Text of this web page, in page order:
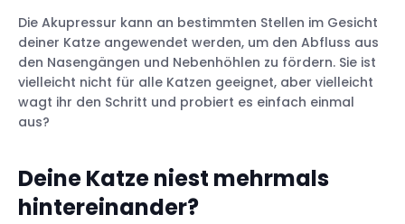
Die Akupressur kann an bestimmten Stellen im Gesicht
deiner Katze angewendet werden, um den Abfluss aus
den Nasengängen und Nebenhöhlen zu fördern. Sie ist
vielleicht nicht für alle Katzen geeignet, aber vielleicht
wagt ihr den Schritt und probiert es einfach einmal
aus?
Deine Katze niest mehrmals
hintereinander?